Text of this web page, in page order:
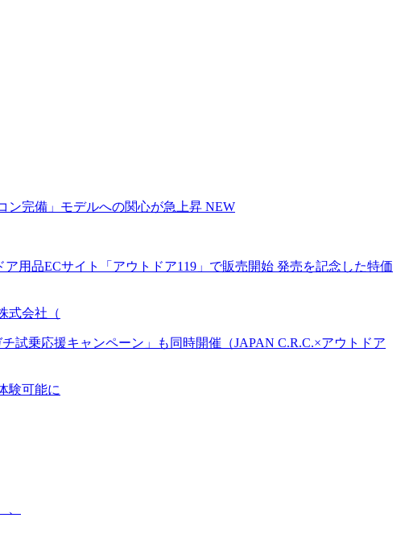
ン完備」モデルへの関心が急上昇 NEW
用品ECサイト「アウトドア119」で販売開始 発売を記念した特価
式会社（
試乗応援キャンペーン」も同時開催（JAPAN C.R.C.×アウトドア
験可能に